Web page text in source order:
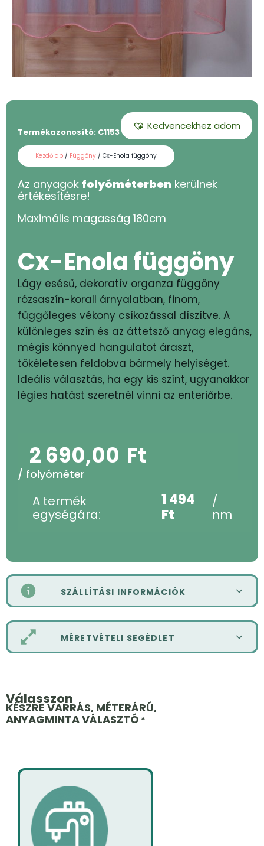
Kedvencekhez adom
Termékazonosító: C1153 - 180
Kezdőlap / Függöny / Cx-Enola függöny
Az anyagok folyóméterben kerülnek
értékesítésre!
Maximális magasság 180cm
Cx-Enola függöny
Lágy esésű, dekoratív organza függöny
rózsaszín-korall árnyalatban, finom,
függőleges vékony csíkozással díszítve. A
különleges szín és az áttetsző anyag elegáns,
mégis könnyed hangulatot áraszt,
tökéletesen feldobva bármely helyiséget.
Ideális választás, ha egy kis színt, ugyanakkor
légies hatást szeretnél vinni az enteriőrbe.
2 690,00 Ft
/ folyóméter
A termék
egységára:
1 494
Ft
/
nm
SZÁLLÍTÁSI INFORMÁCIÓK
MÉRETVÉTELI SEGÉDLET
Válasszon
KÉSZRE VARRÁS, MÉTERÁRÚ,
ANYAGMINTA VÁLASZTÓ *